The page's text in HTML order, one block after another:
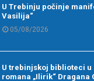
U Trebinju počinje
Vasilija“
05/08/2026
U trebinjskoj biblioteci
romana „Ilirik“ Dragana